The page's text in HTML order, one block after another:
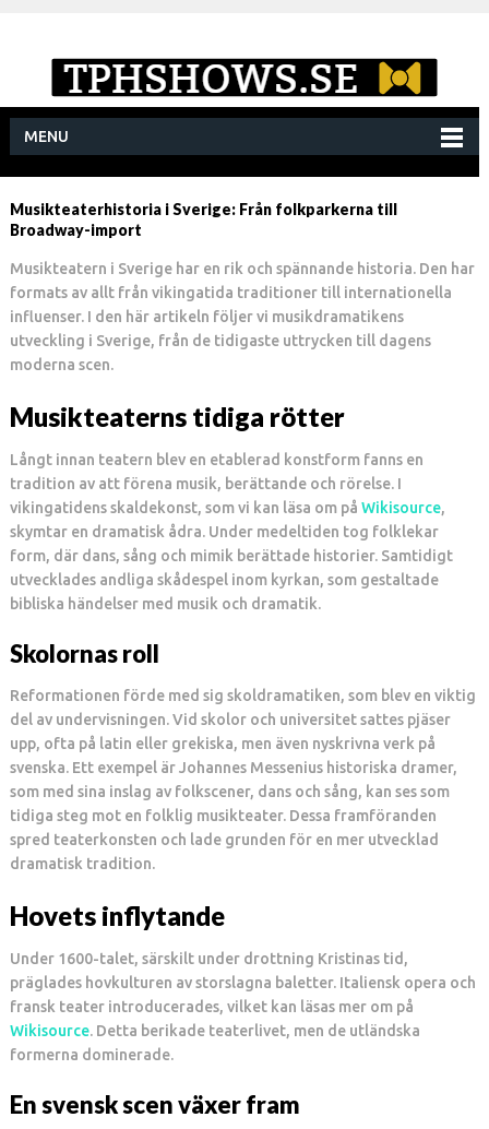
MENU
Musikteaterhistoria i Sverige: Från folkparkerna till
Broadway-import
Musikteatern i Sverige har en rik och spännande historia. Den har
formats av allt från vikingatida traditioner till internationella
influenser. I den här artikeln följer vi musikdramatikens
utveckling i Sverige, från de tidigaste uttrycken till dagens
moderna scen.
Musikteaterns tidiga rötter
Långt innan teatern blev en etablerad konstform fanns en
tradition av att förena musik, berättande och rörelse. I
vikingatidens skaldekonst, som vi kan läsa om på Wikisource,
skymtar en dramatisk ådra. Under medeltiden tog folklekar
form, där dans, sång och mimik berättade historier. Samtidigt
utvecklades andliga skådespel inom kyrkan, som gestaltade
bibliska händelser med musik och dramatik.
Skolornas roll
Reformationen förde med sig skoldramatiken, som blev en viktig
del av undervisningen. Vid skolor och universitet sattes pjäser
upp, ofta på latin eller grekiska, men även nyskrivna verk på
svenska. Ett exempel är Johannes Messenius historiska dramer,
som med sina inslag av folkscener, dans och sång, kan ses som
tidiga steg mot en folklig musikteater. Dessa framföranden
spred teaterkonsten och lade grunden för en mer utvecklad
dramatisk tradition.
Hovets inflytande
Under 1600-talet, särskilt under drottning Kristinas tid,
präglades hovkulturen av storslagna baletter. Italiensk opera och
fransk teater introducerades, vilket kan läsas mer om på
Wikisource. Detta berikade teaterlivet, men de utländska
formerna dominerade.
En svensk scen växer fram